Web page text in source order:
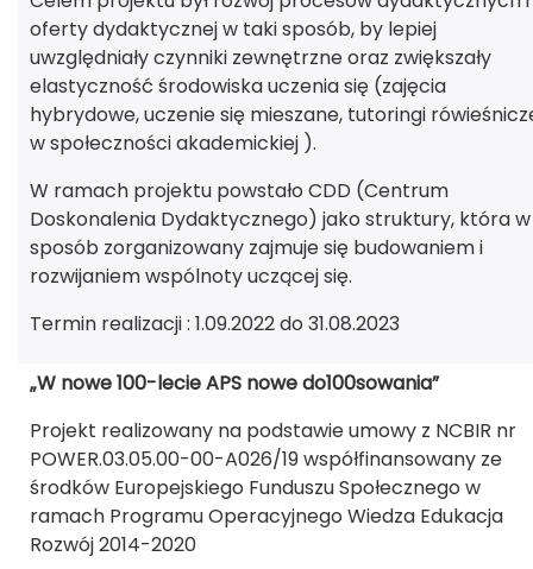
oferty dydaktycznej w taki sposób, by lepiej
uwzględniały czynniki zewnętrzne oraz zwiększały
elastyczność środowiska uczenia się (zajęcia
hybrydowe, uczenie się mieszane, tutoringi
w społeczności akademickiej ).
W ramach projektu powstało CDD (Centrum
Doskonalenia Dydaktycznego) jako struktury, która w
sposób zorganizowany zajmuje się budowaniem i
rozwijaniem wspólnoty uczącej się.
Termin realizacji : 1.09.2022 do 31.08.2023
„W nowe 100-lecie APS nowe do100sowania”
Projekt realizowany na podstawie umowy z NCBIR nr
POWER.03.05.00-00-A026/19 współfinansowany ze
środków Europejskiego Funduszu Społecznego w
ramach Programu Operacyjnego Wiedza Edukacja
Rozwój 2014-2020